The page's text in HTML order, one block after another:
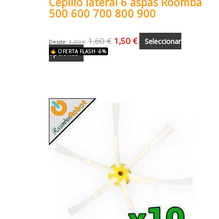
500 600 700 800 900
Desde: 1,80€ 1,60€ 1,50 €
OFERTA FLASH -6%
Seleccionar
opciones